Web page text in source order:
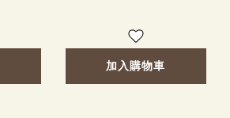
加入購物車